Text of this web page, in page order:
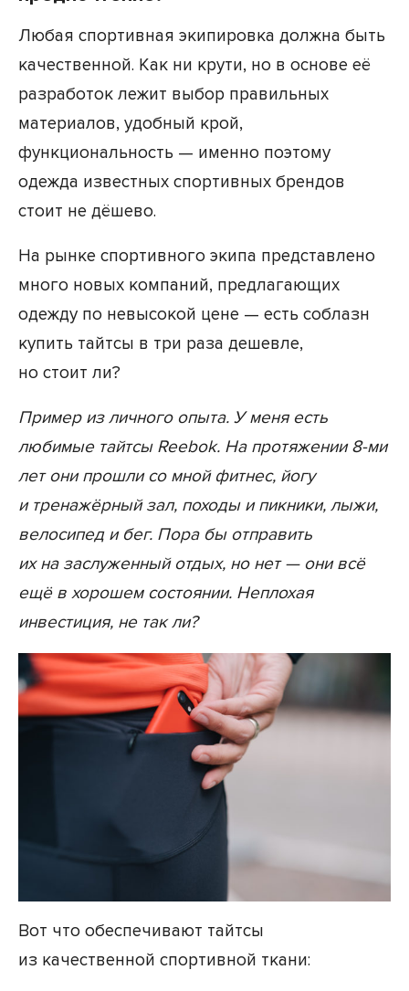
Любая спортивная экипировка должна быть
качественной. Как ни крути, но в основе её
разработок лежит выбор правильных
материалов, удобный крой,
функциональность — именно поэтому
одежда известных спортивных брендов
стоит не дёшево.
На рынке спортивного экипа представлено
много новых компаний, предлагающих
одежду по невысокой цене — есть соблазн
купить тайтсы в три раза дешевле,
но стоит ли?
Пример из личного опыта. У меня есть
любимые тайтсы Reebok. На протяжении 8-ми
лет они прошли со мной фитнес, йогу
и тренажёрный зал, походы и пикники, лыжи,
велосипед и бег. Пора бы отправить
их на заслуженный отдых, но нет — они всё
ещё в хорошем состоянии. Неплохая
инвестиция, не так ли?
Вот что обеспечивают тайтсы
из качественной спортивной ткани: